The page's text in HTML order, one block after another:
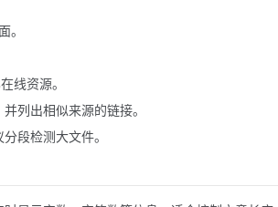
。
线资源。
列出相似来源的链接。
段检测大文件。